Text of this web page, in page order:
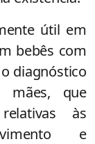
útil em
bebês com
diagnóstico
mães, que
às
e